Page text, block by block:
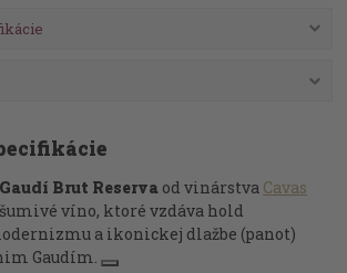
Brut Reserva od vinárstva Cavas
víno, ktoré vzdáva hold
a ikonickej dlažbe (panot)
Gaudím.